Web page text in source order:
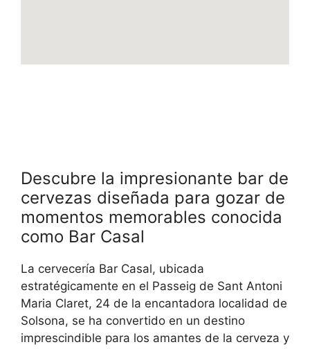
Descubre la impresionante bar de
cervezas diseñada para gozar de
momentos memorables conocida
como Bar Casal
La cervecería Bar Casal, ubicada
estratégicamente en el Passeig de Sant Antoni
Maria Claret, 24 de la encantadora localidad de
Solsona, se ha convertido en un destino
imprescindible para los amantes de la cerveza y